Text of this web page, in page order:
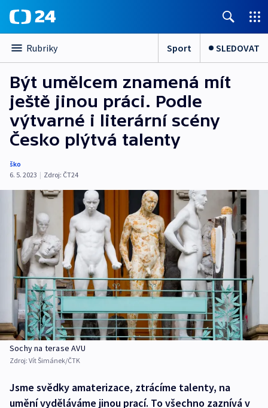
Rubriky Sport SLEDOVAT
Být umělcem znamená mít
ještě jinou práci. Podle
výtvarné i literární scény
Česko plýtvá talenty
ško
6. 5. 2023 | Zdroj: ČT24
Sochy na terase AVU
Zdroj: Vít Šimánek/ČTK
Jsme svědky amaterizace, ztrácíme talenty, na
umění vyděláváme jinou prací. To všechno zaznívá v